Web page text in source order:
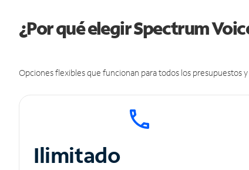
¿Por qué elegir Spectrum
Opciones flexibles que funcionan para todos los presupuestos y
Ilimitado